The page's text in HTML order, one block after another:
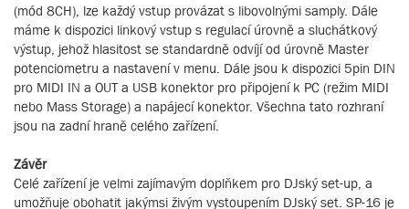
(mód 8CH), lze každý vstup provázat s libovolnými samply. Dále
máme k dispozici linkový vstup s regulací úrovně a sluchátkový
výstup, jehož hlasitost se standardně odvíjí od úrovně Master
potenciometru a nastavení v menu. Dále jsou k dispozici 5pin DIN
pro MIDI IN a OUT a USB konektor pro připojení k PC (režim MIDI
nebo Mass Storage) a napájecí konektor. Všechna tato rozhraní
jsou na zadní hraně celého zařízení.
Závěr
Celé zařízení je velmi zajímavým doplňkem pro DJský set-up, a
umožňuje obohatit jakýmsi živým vystoupením DJský set. SP-16 je